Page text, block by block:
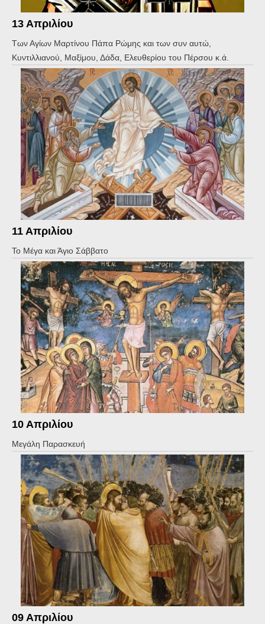
13 Απριλίου
Των Αγίων Μαρτίνου Πάπα Ρώμης και των συν αυτώ,
Κυντιλλιανού, Μαξίμου, Δάδα, Ελευθερίου του Πέρσου κ.ά.
11 Απριλίου
Το Μέγα και Άγιο Σάββατο
10 Aπριλίου
Μεγάλη Παρασκευή
09 Aπριλίου